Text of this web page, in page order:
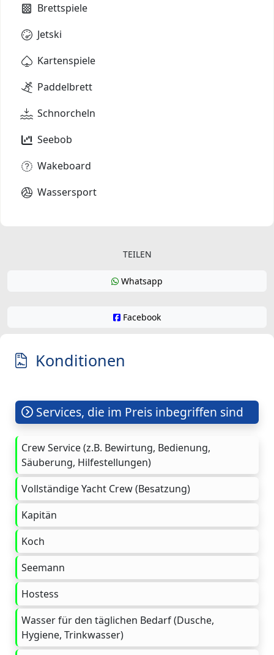
Brettspiele
Jetski
Kartenspiele
Paddelbrett
Schnorcheln
Seebob
Wakeboard
Wassersport
TEILEN
Whatsapp
Facebook
Konditionen
Services, die im Preis inbegriffen sind
Crew Service (z.B. Bewirtung, Bedienung,
Säuberung, Hilfestellungen)
Vollständige Yacht Crew (Besatzung)
Kapitän
Koch
Seemann
Hostess
Wasser für den täglichen Bedarf (Dusche,
Hygiene, Trinkwasser)